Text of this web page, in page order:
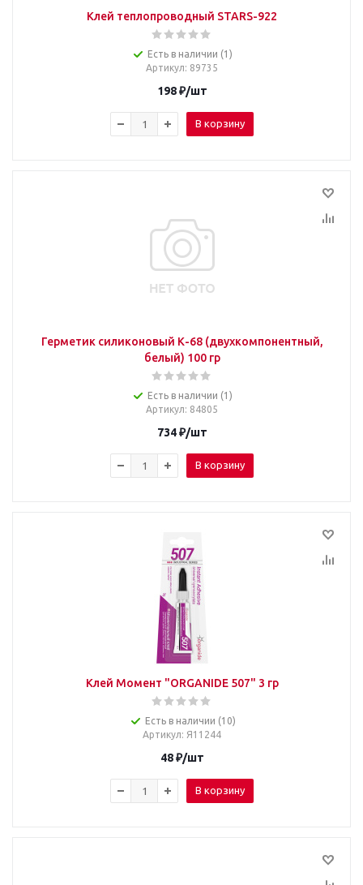
Клей теплопроводный STARS-922
Есть в наличии (1)
Артикул: 89735
198₽/шт
В корзину
Герметик силиконовый К-68 (двухкомпонентный,
белый) 100 гр
Есть в наличии (1)
Артикул: 84805
734₽/шт
В корзину
Клей Момент "ORGANIDE 507" 3 гр
Есть в наличии (10)
Артикул: Я11244
48₽/шт
В корзину